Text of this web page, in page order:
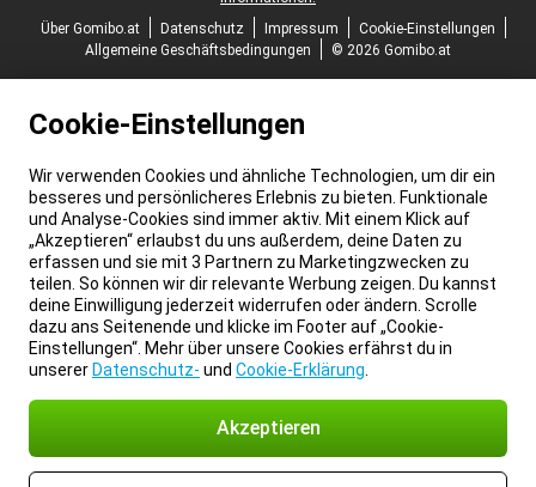
Über Gomibo.at
Datenschutz Impressum
Cookie-Einstellungen
Allgemeine Geschäftsbedingungen
© 2026 Gomibo.at
Cookie-Einstellungen
Wir verwenden Cookies und ähnliche Technologien, um dir ein
besseres und persönlicheres Erlebnis zu bieten. Funktionale
und Analyse-Cookies sind immer aktiv. Mit einem Klick auf
„Akzeptieren“ erlaubst du uns außerdem, deine Daten zu
erfassen und sie mit 3 Partnern zu Marketingzwecken zu
teilen. So können wir dir relevante Werbung zeigen. Du kannst
deine Einwilligung jederzeit widerrufen oder ändern. Scrolle
dazu ans Seitenende und klicke im Footer auf „Cookie-
Einstellungen“. Mehr über unsere Cookies erfährst du in
unserer Datenschutz- und Cookie-Erklärung
Akzeptieren